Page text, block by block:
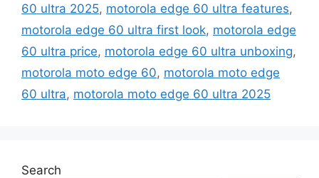
60 ultra 2025, motorola edge 60 ultra features,
motorola edge 60 ultra first look, motorola edge
60 ultra price, motorola edge 60 ultra unboxing,
motorola moto edge 60, motorola moto edge
60 ultra, motorola moto edge 60 ultra 2025
Search